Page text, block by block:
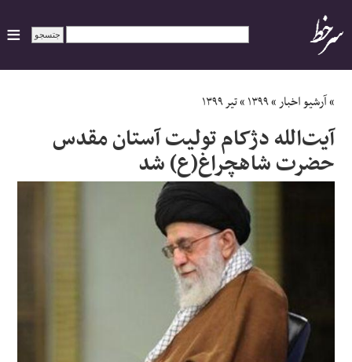
ایران
سیاسی
اقتصاد
حوادث
»آرشیو اخبار»۱۳۹۹»تیر ۱۳۹۹
آیت‌الله دژکام تولیت آستان مقدس
حضرت شاهچراغ(ع) شد